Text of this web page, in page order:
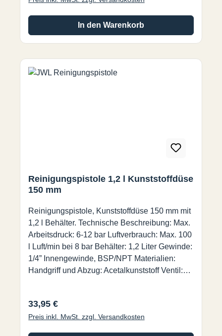
In den Warenkorb
Reinigungspistole 1,2 l Kunststoffdüse
150 mm
Reinigungspistole, Kunststoffdüse 150 mm mit
1,2 l Behälter. Technische Beschreibung: Max.
Arbeitsdruck: 6-12 bar Luftverbrauch: Max. 100
l Luft/min bei 8 bar Behälter: 1,2 Liter Gewinde:
1/4” Innengewinde, BSP/NPT Materialien:
Handgriff und Abzug: Acetalkunststoff Ventil:
Gehärteter Federdraht Behälter: PE Saugrohr:
Nylon PA11 Schläuche: PVC Düsen: POM,
Regulärer Preis:
33,95 €
Preis inkl. MwSt. zzgl. Versandkosten